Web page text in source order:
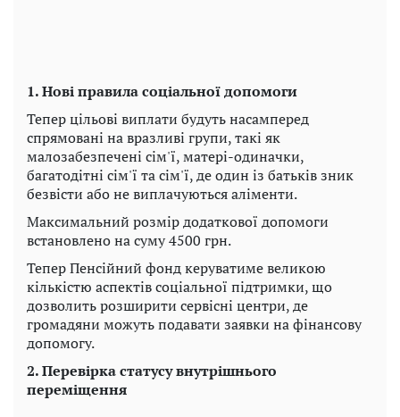
1. Нові правила соціальної допомоги
Тепер цільові виплати будуть насамперед
спрямовані на вразливі групи, такі як
малозабезпечені сім'ї, матері-одиначки,
багатодітні сім'ї та сім'ї, де один із батьків зник
безвісти або не виплачуються аліменти.
Максимальний розмір додаткової допомоги
встановлено на суму 4500 грн.
Тепер Пенсійний фонд керуватиме великою
кількістю аспектів соціальної підтримки, що
дозволить розширити сервісні центри, де
громадяни можуть подавати заявки на фінансову
допомогу.
2. Перевірка статусу внутрішнього
переміщення